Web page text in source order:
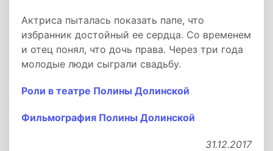
Актриса пыталась показать папе, что
избранник достойный ее сердца. Со временем
и отец понял, что дочь права. Через три года
молодые люди сыграли свадьбу.
Роли в театре Полины Долинской
Фильмография Полины Долинской
31.12.2017